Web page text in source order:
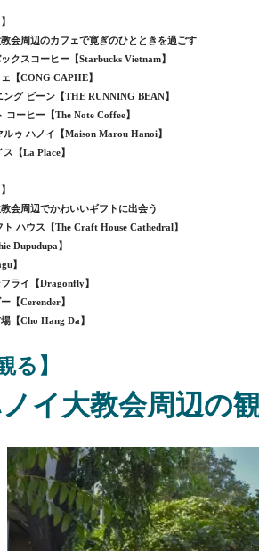
会周辺のカフェで寛ぎのひとときを過ごす
クスコーヒー【Starbucks Vietnam】
【CONG CAPHE】
ング ビーン【THE RUNNING BEAN】
コーヒー【The Note Coffee】
ルゥ ハノイ【Maison Marou Hanoi】
【La Place】
会周辺でかわいいギフトに出会う
ト ハウス【The Craft House Cathedral】
Dupudupa】
】
フライ【Dragonfly】
【Cerender】
【Cho Hang Da】
る】
イ大教会周辺の